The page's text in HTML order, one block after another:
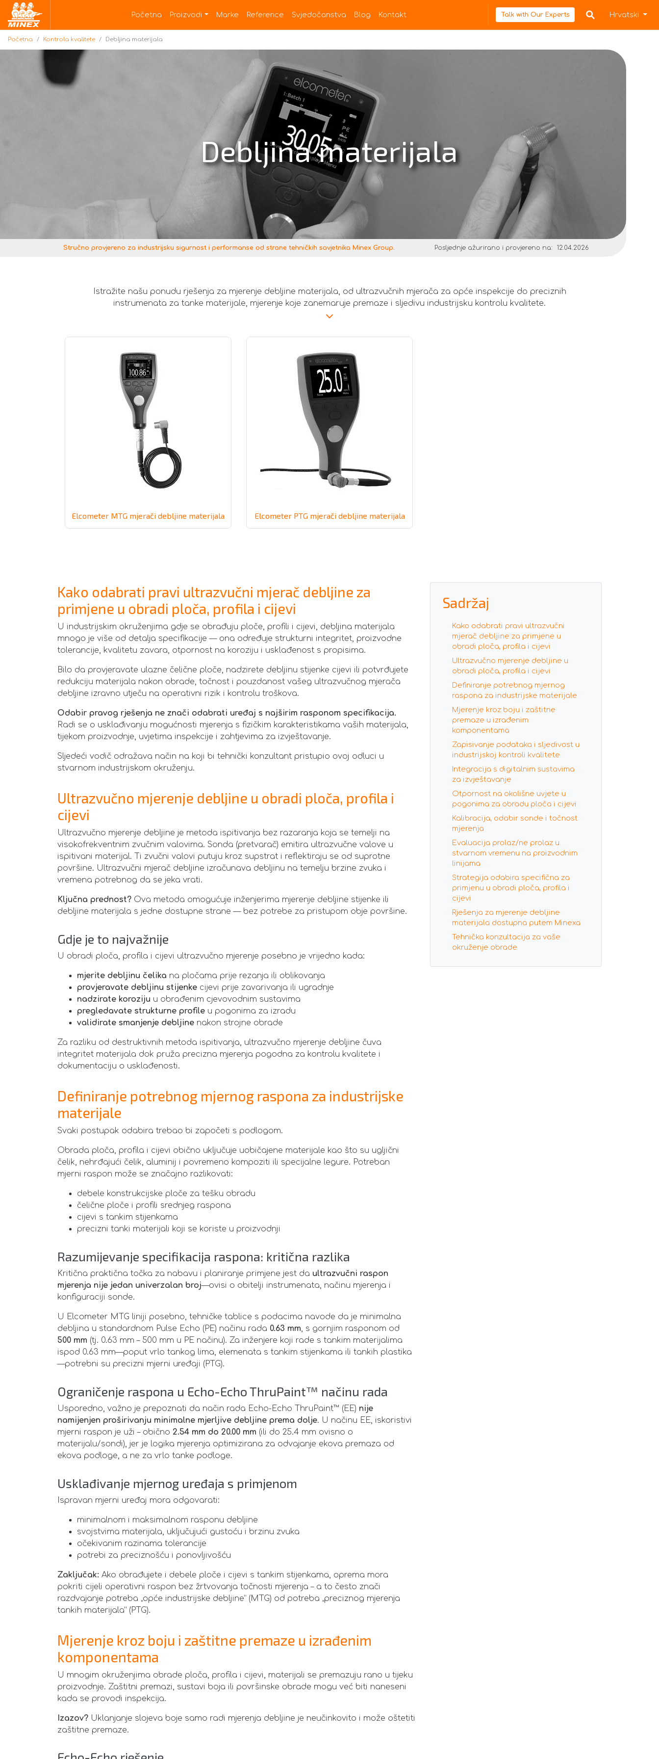
Početna Proizvodi Marke Reference Svjedočanstva Blog Kontakt Talk with Our Experts Hrvatski
Početna Kontrola kvalitete Debljina materijala
Debljina materijala
Stručno provjereno za industrijsku sigurnost i performanse od strane tehničkih savjetnika Minex Group. Posljednje ažurirano i provjereno na: 12.04.2026
Istražite našu ponudu rješenja za mjerenje debljine materijala, od ultrazvučnih mjerača za opće inspekcije do preciznih
Elcometer MTG mjerači debljine materijala Elcometer PTG mjerači debljine materijala
Sadržaj
Kako odabrati pravi ultrazvučni
mjerač debljine za primjene u
obradi ploča, profila i cijevi
Ultrazvučno mjerenje debljine u
obradi ploča, profila i cijevi
Definiranje potrebnog mjernog
raspona za industrijske materijale
Mjerenje kroz boju i zaštitne
premaze u izrađenim
komponentama
Zapisivanje podataka i sljedivost u
industrijskoj kontroli kvalitete
Integracija s digitalnim sustavima
za izvještavanje
Otpornost na okolišne uvjete u
pogonima za obradu ploča i cijevi
Kalibracija, odabir sonde i točnost
mjerenja
Evaluacija prolaz/ne prolaz u
stvarnom vremenu na proizvodnim
linijama
Strategija odabira specifična za
primjenu u obradi ploča, profila i
cijevi
Rješenja za mjerenje debljine
materijala dostupna putem Minexa
Tehnička konzultacija za vaše
okruženje obrade
Kako odabrati pravi ultrazvučni mjerač debljine za
primjene u obradi ploča, profila i cijevi
U industrijskim okruženjima gdje se obrađuju ploče, profili i cijevi, debljina materijala
mnogo je više od detalja specifikacije — ona određuje strukturni integritet, proizvodne
tolerancije, kvalitetu zavara, otpornost na koroziju i usklađenost s propisima.
Bilo da provjeravate ulazne čelične ploče, nadzirete debljinu stijenke cijevi ili potvrđujete
redukciju materijala nakon obrade, točnost i pouzdanost vašeg ultrazvučnog mjerača
debljine izravno utječu na operativni rizik i kontrolu troškova.
Odabir pravog rješenja ne znači odabrati uređaj s najširim rasponom specifikacija.
Radi se o usklađivanju mogućnosti mjerenja s fizičkim karakteristikama vaših materijala,
tijekom proizvodnje, uvjetima inspekcije i zahtjevima za izvještavanje.
Sljedeći vodič odražava način na koji bi tehnički konzultant pristupio ovoj odluci u
stvarnom industrijskom okruženju.
Ultrazvučno mjerenje debljine u obradi ploča, profila i
cijevi
Ultrazvučno mjerenje debljine je metoda ispitivanja bez razaranja koja se temelji na
visokofrekventnim zvučnim valovima. Sonda (pretvarač) emitira ultrazvučne valove u
ispitivani materijal. Ti zvučni valovi putuju kroz supstrat i reflektiraju se od suprotne
površine. Ultrazvučni mjerač debljine izračunava debljinu na temelju brzine zvuka i
vremena potrebnog da se jeka vrati.
Ključna prednost? Ova metoda omogućuje inženjerima mjerenje debljine stijenke ili
debljine materijala s jedne dostupne strane — bez potrebe za pristupom obje površine.
Gdje je to najvažnije
U obradi ploča, profila i cijevi ultrazvučno mjerenje posebno je vrijedno kada:
mjerite debljinu čelika na pločama prije rezanja ili oblikovanja
provjeravate debljinu stijenke cijevi prije zavarivanja ili ugradnje
nadzirate koroziju u obrađenim cjevovodnim sustavima
pregledavate strukturne profile u pogonima za izradu
validirate smanjenje debljine nakon strojne obrade
Za razliku od destruktivnih metoda ispitivanja, ultrazvučno mjerenje debljine čuva
integritet materijala dok pruža precizna mjerenja pogodna za kontrolu kvalitete i
dokumentaciju o usklađenosti.
Definiranje potrebnog mjernog raspona za industrijske
materijale
Svaki postupak odabira trebao bi započeti s podlogom.
Obrada ploča, profila i cijevi obično uključuje uobičajene materijale kao što su ugljični
čelik, nehrđajući čelik, aluminij i povremeno kompoziti ili specijalne legure. Potreban
mjerni raspon može se značajno razlikovati:
debele konstrukcijske ploče za tešku obradu
čelične ploče i profili srednjeg raspona
cijevi s tankim stijenkama
precizni tanki materijali koji se koriste u proizvodnji
Razumijevanje specifikacija raspona: kritična razlika
Kritična praktična točka za nabavu i planiranje primjene jest da ultrazvučni raspon
mjerenja nije jedan univerzalan broj—ovisi o obitelji instrumenata, načinu mjerenja i
konfiguraciji sonde.
U Elcometer MTG liniji posebno, tehničke tablice s podacima navode da je minimalna
debljina u standardnom Pulse Echo (PE) načinu rada 0.63 mm, s gornjim rasponom od
500 mm (tj. 0.63 mm – 500 mm u PE načinu). Za inženjere koji rade s tankim materijalima
ispod 0.63 mm—poput vrlo tankog lima, elemenata s tankim stijenkama ili tankih plastika
—potrebni su precizni mjerni uređaji (PTG).
Ograničenje raspona u Echo-Echo ThruPaint™ načinu rada
Usporedno, važno je prepoznati da način rada Echo-Echo ThruPaint™ (EE) nije
namijenjen proširivanju minimalne mjerljive debljine prema dolje. U načinu EE, iskoristivi
mjerni raspon je uži – obično 2.54 mm do 20.00 mm (ili do 25.4 mm ovisno o
materijalu/sondi), jer je logika mjerenja optimizirana za odvajanje ekova premaza od
ekova podloge, a ne za vrlo tanke podloge.
Usklađivanje mjernog uređaja s primjenom
Ispravan mjerni uređaj mora odgovarati:
minimalnom i maksimalnom rasponu debljine
svojstvima materijala, uključujući gustoću i brzinu zvuka
očekivanim razinama tolerancije
potrebi za preciznošću i ponovljivošću
Zaključak: Ako obrađujete i debele ploče i cijevi s tankim stijenkama, oprema mora
pokriti cijeli operativni raspon bez žrtvovanja točnosti mjerenja – a to često znači
razdvajanje potreba „opće industrijske debljine” (MTG) od potreba „preciznog mjerenja
tankih materijala” (PTG).
Mjerenje kroz boju i zaštitne premaze u izrađenim
komponentama
U mnogim okruženjima obrade ploča, profila i cijevi, materijali se premazuju rano u tijeku
proizvodnje. Zaštitni premazi, sustavi boja ili površinske obrade mogu već biti naneseni
kada se provodi inspekcija.
Izazov? Uklanjanje slojeva boje samo radi mjerenja debljine je neučinkovito i može oštetiti
zaštitne premaze.